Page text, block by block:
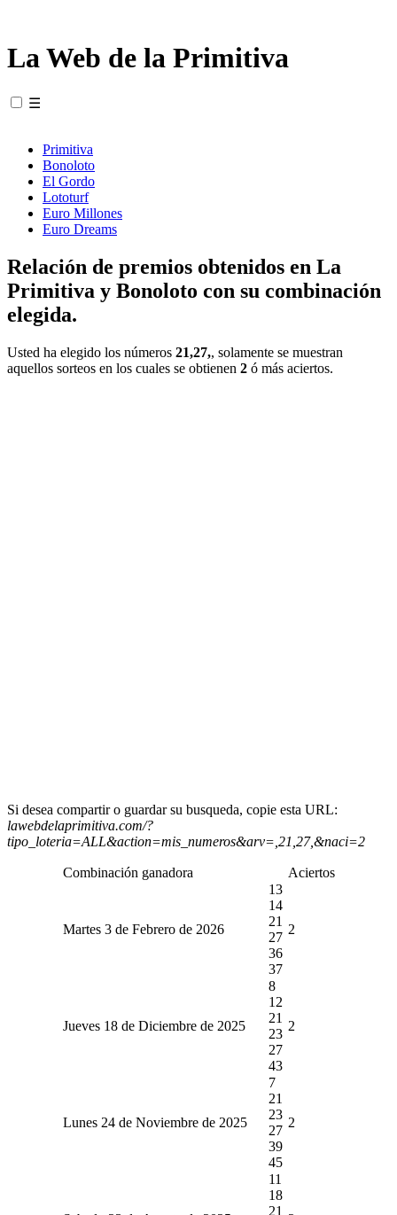
La Web de la Primitiva
☰
Primitiva
Bonoloto
El Gordo
Lototurf
Euro Millones
Euro Dreams
Relación de premios obtenidos en La
Primitiva y Bonoloto con su combinación
elegida.
Usted ha elegido los números 21,27,, solamente se muestran
aquellos sorteos en los cuales se obtienen 2 ó más aciertos.
Si desea compartir o guardar su busqueda, copie esta URL:
lawebdelaprimitiva.com/?
tipo_loteria=ALL&action=mis_numeros&arv=,21,27,&naci=2
Combinación ganadora Aciertos
Martes 3 de Febrero de 2026
13
14
21
27
36
37
2
Jueves 18 de Diciembre de 2025
8
12
21
23
27
43
2
Lunes 24 de Noviembre de 2025
7
21
23
27
39
45
2
11
18
21